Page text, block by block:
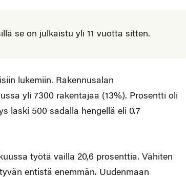
se on julkaistu yli 11 vuotta sitten.
lukemiin. Rakennusalan
yli 7300 rakentajaa (13%). Prosentti oli
laski 500 sadalla hengellä eli 0.7
työtä vailla 20,6 prosenttia. Vähiten
entistä enemmän. Uudenmaan